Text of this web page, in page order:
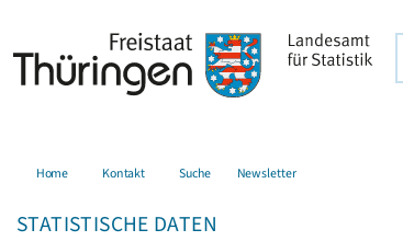
Home Kontakt Suche Newsletter
STATISTISCHE DATEN